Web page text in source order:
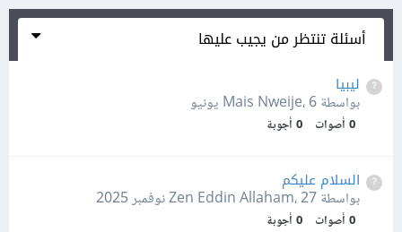
أسئلة تنتظر من يجيب عليها
ليبيا
بواسطة Mais Nweije،6 يونيو
0 أصوات 0 أجوبة
السلام عليكم
بواسطة Zen Eddin Allaham،27 نوفمبر 2025
0 أصوات 0 أجوبة